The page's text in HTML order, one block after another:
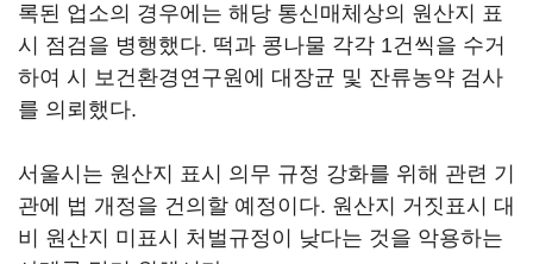
록된 업소의 경우에는 해당 통신매체상의 원산지 표
시 점검을 병행했다. 떡과 콩나물 각각 1건씩을 수거
하여 시 보건환경연구원에 대장균 및 잔류농약 검사
를 의뢰했다.
서울시는 원산지 표시 의무 규정 강화를 위해 관련 기
관에 법 개정을 건의할 예정이다. 원산지 거짓표시 대
비 원산지 미표시 처벌규정이 낮다는 것을 악용하는